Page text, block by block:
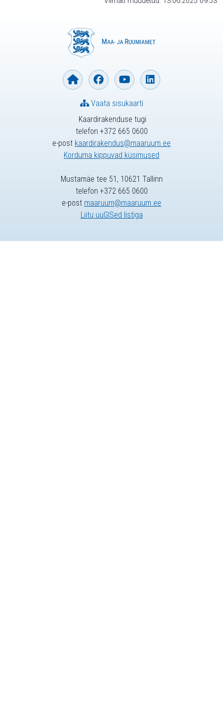
Kaardirakenduse tugi
telefon +372 665 0600
e-post kaardirakendus@maaruum.ee
Korduma kippuvad küsimused
Vaata sisukaarti
Mustamäe tee 51, 10621 Tallinn
telefon +372 665 0600
e-post maaruum@maaruum.ee
Liitu uuGISed listiga